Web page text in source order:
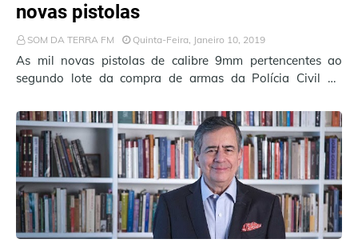
novas pistolas
SOM DA TERRA FM Quinta-Feira, Janeiro 10, 2019
As mil novas pistolas de calibre 9mm pertencentes ao
segundo lote da compra de armas da Polícia Civil do